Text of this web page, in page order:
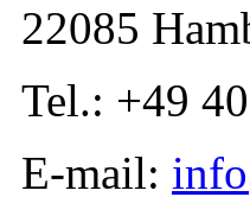
22085
Tel.: +49
E-mail: